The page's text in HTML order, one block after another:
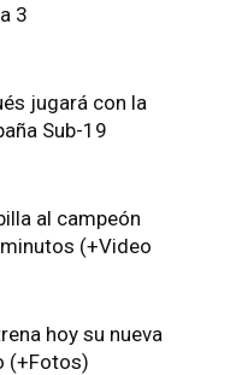
3
jugará con la
Sub-19
al campeón
(+Video
hoy su nueva
(+Fotos)